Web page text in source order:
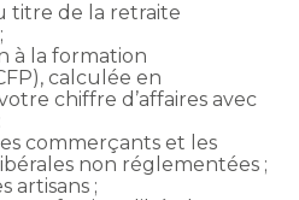
titre de la retraite
à la formation
calculée en
chiffre d’affaires avec
commerçants et les
non réglementées ;
artisans ;